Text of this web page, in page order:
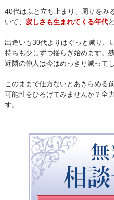
40代はふと立ち止まり、周りをみ
いて、 寂しさも生まれてくる年代
出逢いも30代よりはぐっと減り、
持ちも少しずつ揺らぎ始めます。
近隣の仲人は今はめっきり減って
このままで仕方ないとあきらめる
可能性をひろげてみませんか？全
す。